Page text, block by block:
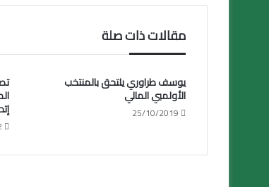
مقالات ذات صلة
يوسف طراوري يلتحق بالمنتخب
الأولمبي المالي
25/10/2019